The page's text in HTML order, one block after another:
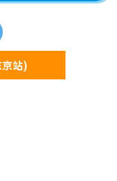
站)